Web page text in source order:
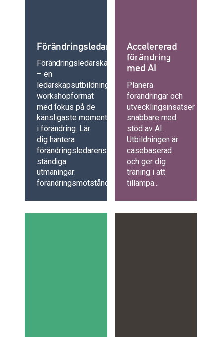
Förändringsledarskap
Förändringsledarskap
– en
ledarskapsutbildning i
workshopformat
med fokus på de
känsligaste momenten
i förändring. Lär
dig hantera
förändringsledarens
ständiga
utmaningar:
förändringsmotstånd,...
Accelererad
förändring
med AI
Planera
förändringar och
utvecklingsinsatser
snabbare med
stöd av AI.
Utbildningen är
casebaserad
och ger dig
träning i att
tillämpa...